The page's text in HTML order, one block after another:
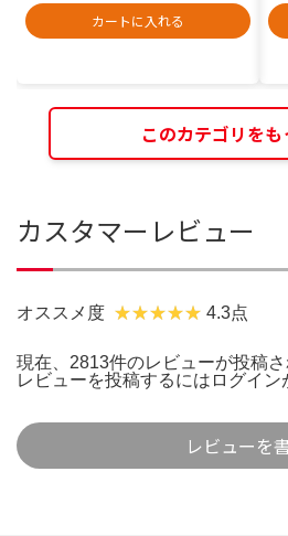
カートに入れる
このカテゴリをも
カスタマーレビュー
オススメ度 4.3点
現在、2813件のレビューが投稿さ
レビューを投稿するには ログイン
レビューを